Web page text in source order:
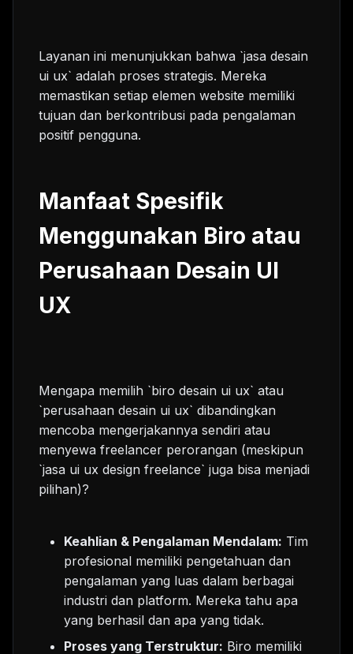
Layanan ini menunjukkan bahwa `jasa desain
ui ux` adalah proses strategis. Mereka
memastikan setiap elemen website memiliki
tujuan dan berkontribusi pada pengalaman
positif pengguna.
Manfaat Spesifik
Menggunakan Biro atau
Perusahaan Desain UI
UX
Mengapa memilih `biro desain ui ux` atau
`perusahaan desain ui ux` dibandingkan
mencoba mengerjakannya sendiri atau
menyewa freelancer perorangan (meskipun
`jasa ui ux design freelance` juga bisa menjadi
pilihan)?
Keahlian & Pengalaman Mendalam: Tim
profesional memiliki pengetahuan dan
pengalaman yang luas dalam berbagai
industri dan platform. Mereka tahu apa
yang berhasil dan apa yang tidak.
Proses yang Terstruktur: Biro memiliki